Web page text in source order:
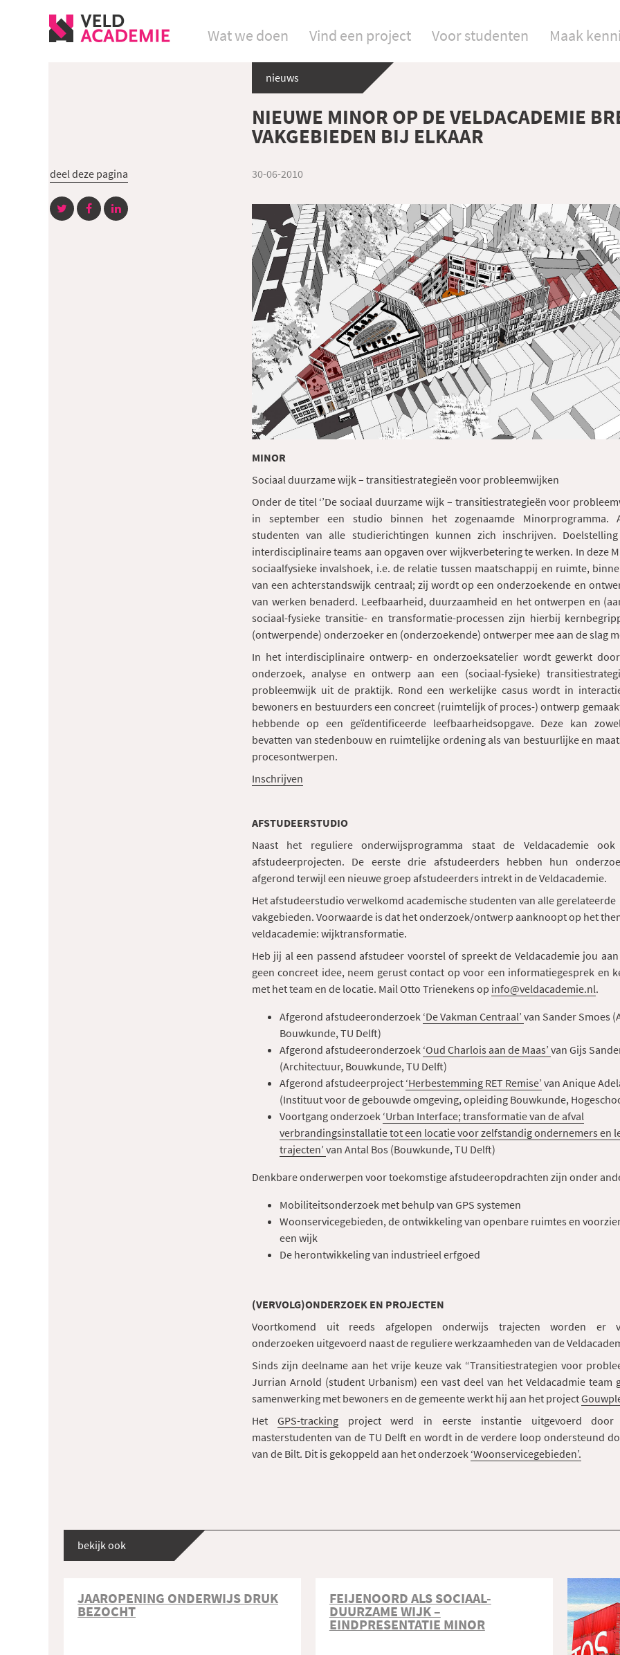
Wat we doen Vind een project Voor studenten Maak
nieuws
NIEUWE MINOR OP DE VELDACADEMIE
VAKGEBIEDEN BIJ ELKAAR
deel deze pagina 30-06-2010
MINOR
Sociaal duurzame wijk – transitiestrategieën voor probleemwijken
Onder de titel ‘’De sociaal duurzame wijk – transitiestrategieën voor
in september een studio binnen het zogenaamde Minorprogramma.
studenten van alle studierichtingen kunnen zich inschrijven.
interdisciplinaire teams aan opgaven over wijkverbetering te werken. In deze
sociaalfysieke invalshoek, i.e. de relatie tussen maatschappij en ruimte,
van een achterstandswijk centraal; zij wordt op een onderzoekende en
van werken benaderd. Leefbaarheid, duurzaamheid en het ontwerpen en
sociaal-fysieke transitie- en transformatie-processen zijn hierbij
(ontwerpende) onderzoeker en (onderzoekende) ontwerper mee aan de slag
In het interdisciplinaire ontwerp- en onderzoeksatelier wordt gewerkt
onderzoek, analyse en ontwerp aan een (sociaal-fysieke)
probleemwijk uit de praktijk. Rond een werkelijke casus wordt in
bewoners en bestuurders een concreet (ruimtelijk of proces-) ontwerp
hebbende op een geïdentificeerde leefbaarheidsopgave. Deze kan
bevatten van stedenbouw en ruimtelijke ordening als van bestuurlijke en
procesontwerpen.
Inschrijven
AFSTUDEERSTUDIO
Naast het reguliere onderwijsprogramma staat de Veldacademie
afstudeerprojecten. De eerste drie afstudeerders hebben hun
afgerond terwijl een nieuwe groep afstudeerders intrekt in de Veldacademie.
Het afstudeerstudio verwelkomd academische studenten van alle gerelateerde
vakgebieden. Voorwaarde is dat het onderzoek/ontwerp aanknoopt op het
veldacademie: wijktransformatie.
Heb jij al een passend afstudeer voorstel of spreekt de Veldacademie jou
geen concreet idee, neem gerust contact op voor een informatiegesprek en
met het team en de locatie. Mail Otto Trienekens op info@veldacademie.nl.
Afgerond afstudeeronderzoek ‘De Vakman Centraal’ van Sander Smoes
Bouwkunde, TU Delft)
Afgerond afstudeeronderzoek ‘Oud Charlois aan de Maas’ van Gijs
(Architectuur, Bouwkunde, TU Delft)
Afgerond afstudeerproject ‘Herbestemming RET Remise’ van Anique
(Instituut voor de gebouwde omgeving, opleiding Bouwkunde,
Voortgang onderzoek ‘Urban Interface; transformatie van de afval
verbrandingsinstallatie tot een locatie voor zelfstandig ondernemers en
trajecten’ van Antal Bos (Bouwkunde, TU Delft)
Denkbare onderwerpen voor toekomstige afstudeeropdrachten zijn onder
Mobiliteitsonderzoek met behulp van GPS systemen
Woonservicegebieden, de ontwikkeling van openbare ruimtes en
een wijk
De herontwikkeling van industrieel erfgoed
(VERVOLG)ONDERZOEK EN PROJECTEN
Voortkomend uit reeds afgelopen onderwijs trajecten worden er
onderzoeken uitgevoerd naast de reguliere werkzaamheden van de
Sinds zijn deelname aan het vrije keuze vak “Transitiestrategien voor
Jurrian Arnold (student Urbanism) een vast deel van het Veldacadmie team
samenwerking met bewoners en de gemeente werkt hij aan het project
Het GPS-trackingproject werd in eerste instantie uitgevoerd door
masterstudenten van de TU Delft en wordt in de verdere loop ondersteund
van de Bilt. Dit is gekoppeld aan het onderzoek ‘Woonservicegebieden’.
bekijk ook
JAAROPENING ONDERWIJS DRUK
BEZOCHT
FEIJENOORD ALS SOCIAAL-
DUURZAME WIJK –
EINDPRESENTATIE MINOR